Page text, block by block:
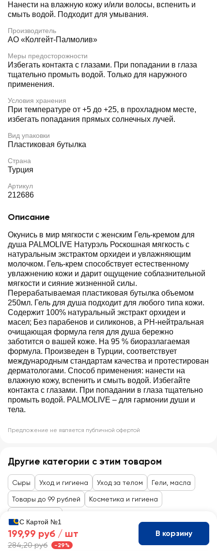
Нанести на влажную кожу и/или волосы, вспенить и
смыть водой. Подходит для умывания.
Производитель
АО «Колгейт-Палмолив»
Меры предосторожности
Избегать контакта с глазами. При попадании в глаза
тщательно промыть водой. Только для наружного
применения.
Условия хранения
При температуре от +5 до +25, в прохладном месте,
избегать попадания прямых солнечных лучей.
Вид упаковки
Пластиковая бутылка
Страна
Турция
Артикул
212686
Описание
Окунись в мир мягкости с женским Гель-кремом для
душа PALMOLIVE Натурэль Роскошная мягкость с
натуральным экстрактом орхидеи и увлажняющим
молочком. Гель-крем способствует естественному
увлажнению кожи и дарит ощущение соблазнительной
мягкости и сияние жизненной силы.
Перерабатываемая пластиковая бутылка объемом
250мл. Гель для душа подходит для любого типа кожи.
Содержит 100% натуральный экстракт орхидеи и
масел; Без парабенов и силиконов, а PH-нейтральная
очищающая формула геля для душа бережно
заботится о вашей коже. На 95 % биоразлагаемая
формула. Произведен в Турции, соответствует
международным стандартам качества и протестирован
дерматологами. Способ применения: нанести на
влажную кожу, вспенить и смыть водой. Избегайте
контакта с глазами. При попадании в глаза тщательно
промыть водой. PALMOLIVE – для гармонии души и
тела.
Предложение не является публичной офертой
Другие категории с этим товаром
Сыры Уход и гигиена Уход за телом Гели, масла
Товары до 99 рублей Косметика и гигиена
С Картой №1
199,99 руб / шт
284,20 руб -29%
В корзину